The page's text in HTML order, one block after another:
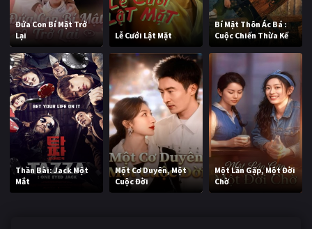
Đứa Con Bí Mật Trở
Lại
Lễ Cưới Lật Mặt
Bí Mật Thôn Ác Bá :
Cuộc Chiến Thừa Kế
Thần Bài: Jack Một
Mắt
Một Cơ Duyên, Một
Cuộc Đời
Một Lần Gặp, Một Đời
Chờ